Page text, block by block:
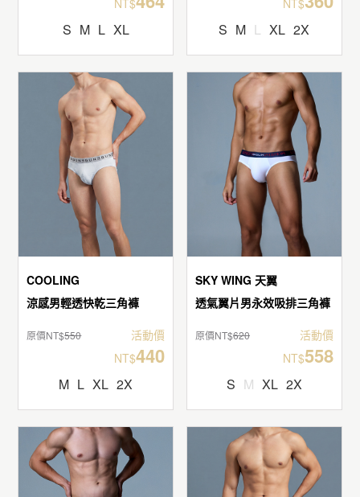
S M L XL S M L XL 2X
COOLING
涼感男輕透快乾三角褲
原價NT$550
活動價
NT$440
M L XL 2X
SKY WING 天翼
透氣翼片男永效吸排三角褲
原價NT$620
活動價
NT$558
S M XL 2X